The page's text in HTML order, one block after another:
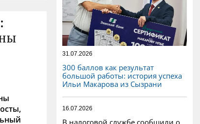
31.07.2026
300 баллов как результат
большой работы: история успеха
Ильи Макарова из Сызрани
16.07.2026
В налоговой службе сообщили о